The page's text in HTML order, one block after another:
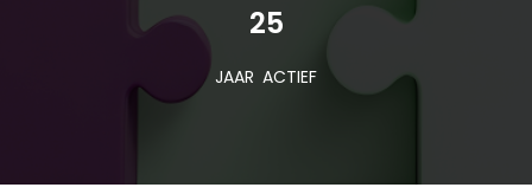
25
JAAR ACTIEF